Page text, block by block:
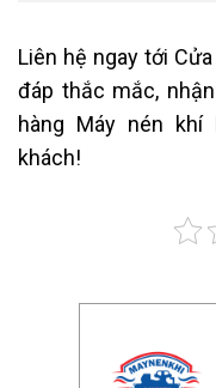
Liên hệ ngay tới
đáp thắc mắc,
hàng Máy nén khí
khách!